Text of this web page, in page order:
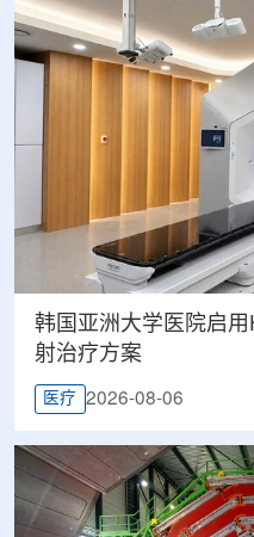
韩国亚洲大学医院启
射治疗方案
医疗 2026-08-06